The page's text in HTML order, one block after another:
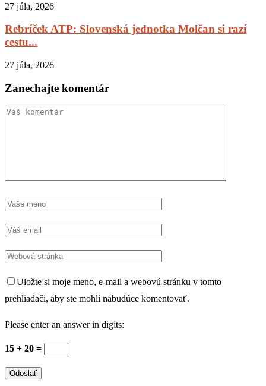
27 júla, 2026
Rebríček ATP: Slovenská jednotka Molčan si razí
cestu...
27 júla, 2026
Zanechajte komentár
Uložte si moje meno, e-mail a webovú stránku v tomto
prehliadači, aby ste mohli nabudúce komentovať.
Please enter an answer in digits:
15 + 20 =